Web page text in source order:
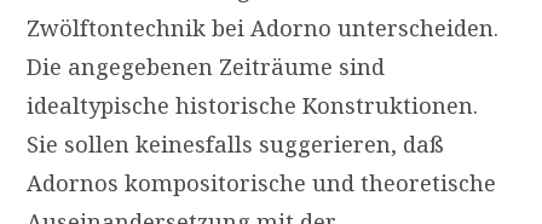
Zwölftontechnik bei Adorno unterscheiden.
Die angegebenen Zeiträume sind
idealtypische historische Konstruktionen.
Sie sollen keinesfalls suggerieren, daß
Adornos kompositorische und theoretische